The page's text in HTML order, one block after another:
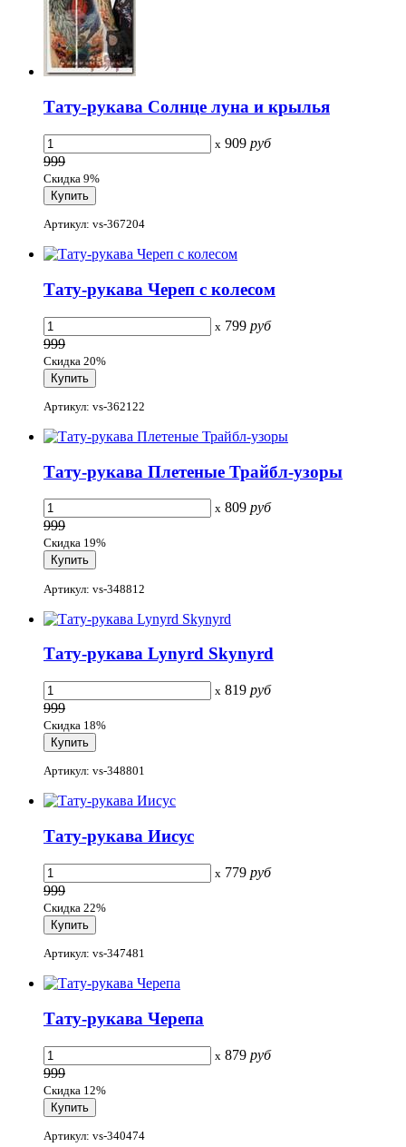
Тату-рукава Солнце луна и крылья
x 909 руб
999
Скидка 9%
Артикул: vs-367204
Тату-рукава Череп с колесом
x 799 руб
999
Скидка 20%
Артикул: vs-362122
Тату-рукава Плетеные Трайбл-узоры
x 809 руб
999
Скидка 19%
Артикул: vs-348812
Тату-рукава Lynyrd Skynyrd
x 819 руб
999
Скидка 18%
Артикул: vs-348801
Тату-рукава Иисус
x 779 руб
999
Скидка 22%
Артикул: vs-347481
Тату-рукава Черепа
x 879 руб
999
Скидка 12%
Артикул: vs-340474